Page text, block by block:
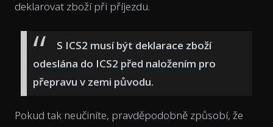
deklarovat zboží při příjezdu.
S ICS2 musí být deklarace zboží
odeslána do ICS2 před naložením pro
přepravu v zemi původu.
Pokud tak neučiníte, pravděpodobně způsobí, že